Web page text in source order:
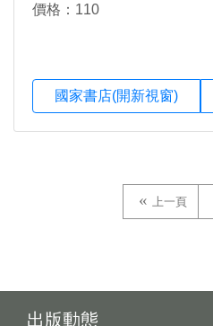
價格：110
國家書店(開新視窗)
上一頁
出版動態